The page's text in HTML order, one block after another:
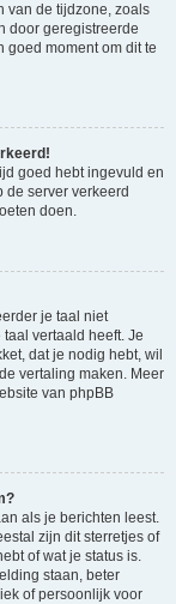
van de tijdzone, zoals
door geregistreerde
goed moment om dit te
goed hebt ingevuld en
de server verkeerd
doen.
je taal niet
vertaald heeft. Je
dat je nodig hebt, wil
vertaling maken. Meer
van phpBB
als je berichten leest.
zijn dit sterretjes of
of wat je status is.
staan, beter
of persoonlijk voor